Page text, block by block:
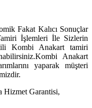
Fakat Kalıcı Sonuçlar
İşlemleri İle Sizlerin
Kombi Anakart tamiri
Anakart
yaparak müşteri
Hizmet Garantisi,